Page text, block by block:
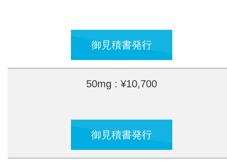
御見積書発行
50mg : ¥10,700
御見積書発行